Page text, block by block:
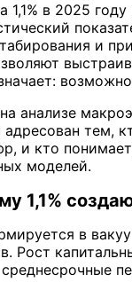
в 2025
и
анализе
тем,
и кто
моделей.
1,1%
в
Рост